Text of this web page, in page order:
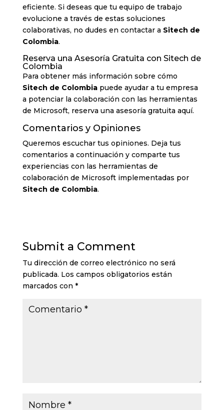
eficiente. Si deseas que tu equipo de trabajo
evolucione a través de estas soluciones
colaborativas, no dudes en contactar a Sitech de
Colombia.
Reserva una Asesoría Gratuita con Sitech de
Colombia
Para obtener más información sobre cómo
Sitech de Colombiapuede ayudar a tu empresa
a potenciar la colaboración con las herramientas
de Microsoft, reserva una asesoría gratuita aquí.
Comentarios y Opiniones
Queremos escuchar tus opiniones. Deja tus
comentarios a continuación y comparte tus
experiencias con las herramientas de
colaboración de Microsoft implementadas por
Sitech de Colombia.
Submit a Comment
Tu dirección de correo electrónico no será
publicada. Los campos obligatorios están
marcados con *